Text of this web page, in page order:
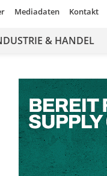
Mediadaten Kontakt
& HANDEL